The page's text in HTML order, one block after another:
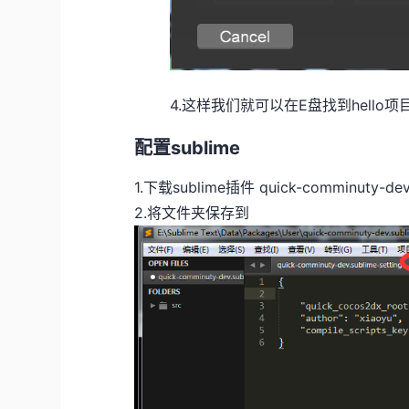
4.这样我们就可以在E盘找到hello项
配置sublime
1.下载sublime插件 quick-comminuty-
2.将文件夹保存到